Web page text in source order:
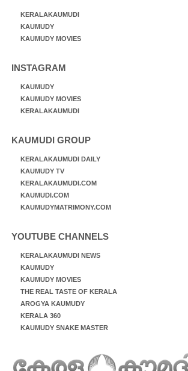
KERALAKAUMUDI
KAUMUDY
KAUMUDY MOVIES
INSTAGRAM
KAUMUDY
KAUMUDY MOVIES
KERALAKAUMUDI
KAUMUDI GROUP
KERALAKAUMUDI DAILY
KAUMUDY TV
KERALAKAUMUDI.COM
KAUMUDI.COM
KAUMUDYMATRIMONY.COM
YOUTUBE CHANNELS
KERALAKAUMUDI NEWS
KAUMUDY
KAUMUDY MOVIES
THE REAL TASTE OF KERALA
AROGYA KAUMUDY
KERALA 360
KAUMUDY SNAKE MASTER